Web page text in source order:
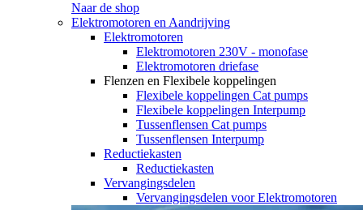
Naar de shop
Elektromotoren en Aandrijving
Elektromotoren
Elektromotoren 230V - monofase
Elektromotoren driefase
Flenzen en Flexibele koppelingen
Flexibele koppelingen Cat pumps
Flexibele koppelingen Interpump
Tussenflensen Cat pumps
Tussenflensen Interpump
Reductiekasten
Reductiekasten
Vervangingsdelen
Vervangingsdelen voor Elektromotoren